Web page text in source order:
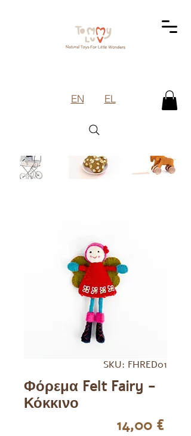
EN EL
SKU: FHRED01
Φόρεμα Felt Fairy -
Κόκκινο
14,00 €